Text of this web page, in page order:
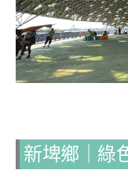
新埤鄉｜綠